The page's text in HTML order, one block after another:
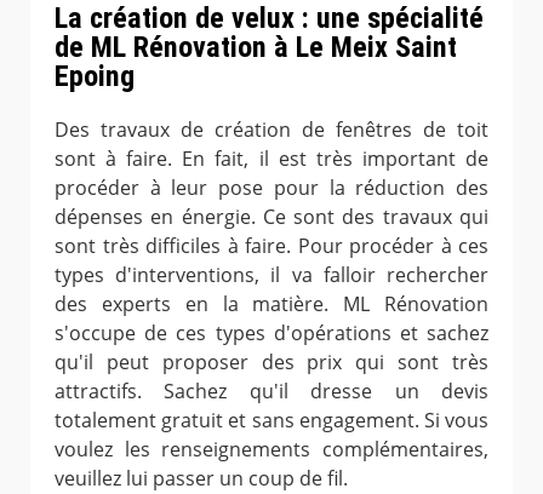
La création de velux : une spécialité
de ML Rénovation à Le Meix Saint
Epoing
Des travaux de création de fenêtres de toit
sont à faire. En fait, il est très important de
procéder à leur pose pour la réduction des
dépenses en énergie. Ce sont des travaux qui
sont très difficiles à faire. Pour procéder à ces
types d'interventions, il va falloir rechercher
des experts en la matière. ML Rénovation
s'occupe de ces types d'opérations et sachez
qu'il peut proposer des prix qui sont très
attractifs. Sachez qu'il dresse un devis
totalement gratuit et sans engagement. Si vous
voulez les renseignements complémentaires,
veuillez lui passer un coup de fil.